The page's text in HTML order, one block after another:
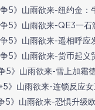
5》山雨欲来-纽约金：
5》山雨欲来-QE3一石
5》山雨欲来-遥相呼应
5》山雨欲来-货币起义
5》山雨欲来-雪上加霜
5》山雨欲来-连锁反应
5》山雨欲来-恐惧升级